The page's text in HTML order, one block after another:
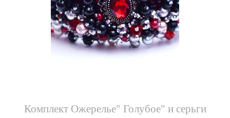
Комплект Ожерелье" Голубое" и серьги